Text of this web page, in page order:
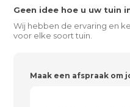
Geen idee hoe u uw tuin
Wij hebben de ervaring en
voor elke soort tuin.
Maak een afspraak om